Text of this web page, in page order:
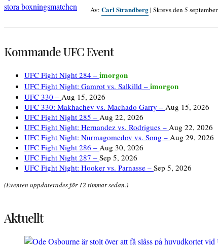
Av: Carl Strandberg| Skrevs den 5 september
Kommande UFC Event
UFC Fight Night 284 – imorgon
UFC Fight Night: Gamrot vs. Salkilld – imorgon
UFC 330 – Aug 15, 2026
UFC 330: Makhachev vs. Machado Garry – Aug 15, 2026
UFC Fight Night 285 – Aug 22, 2026
UFC Fight Night: Hernandez vs. Rodrigues – Aug 22, 2026
UFC Fight Night: Nurmagomedov vs. Song – Aug 29, 2026
UFC Fight Night 286 – Aug 30, 2026
UFC Fight Night 287 – Sep 5, 2026
UFC Fight Night: Hooker vs. Parnasse – Sep 5, 2026
(Eventen uppdaterades för 12 timmar sedan.)
Aktuellt